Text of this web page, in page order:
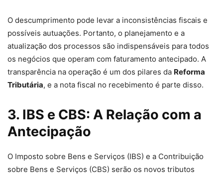
O descumprimento pode levar a inconsistências fiscais e
possíveis autuações. Portanto, o planejamento e a
atualização dos processos são indispensáveis para todos
os negócios que operam com faturamento antecipado. A
transparência na operação é um dos pilares da Reforma
Tributária, e a nota fiscal no recebimento é parte disso.
3. IBS e CBS: A Relação com a
Antecipação
O Imposto sobre Bens e Serviços (IBS) e a Contribuição
sobre Bens e Serviços (CBS) serão os novos tributos